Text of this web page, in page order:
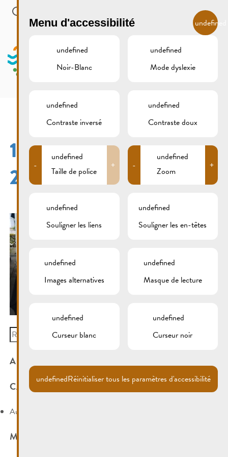
Skip to main content
MENU
18-SEPTEMBER-2016-
27
Search
for:
ARCHIVES
CATÉGORIES
Aucune catégorie
MÉTA
Menu d'accessibilité undefined
undefined
Noir-Blanc
undefined
Mode dyslexie
undefined
Contraste inversé
undefined
Contraste doux
-
undefined
Taille de police
+ -
undefined
Zoom
+
undefined
Souligner les liens
undefined
Souligner les en-têtes
undefined
Images alternatives
undefined
Masque de lecture
undefined
Curseur blanc
undefined
Curseur noir
undefinedRéinitialiser tous les paramètres d'accessibilité